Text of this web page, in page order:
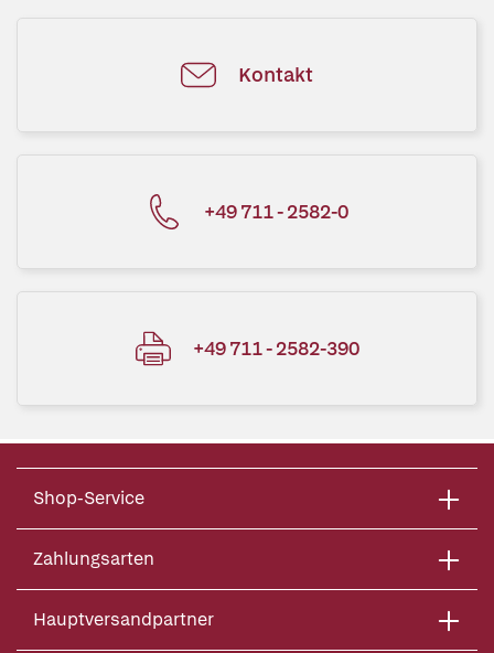
Kontakt
+49 711 - 2582-0
+49 711 - 2582-390
Shop-Service
Zahlungsarten
Hauptversandpartner